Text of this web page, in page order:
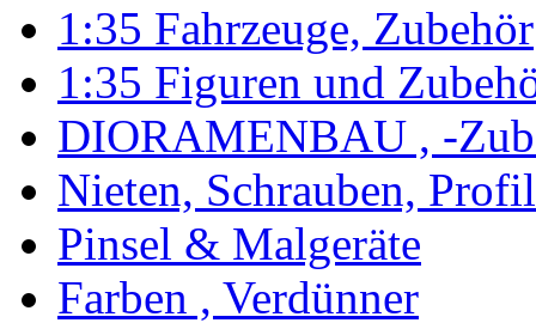
1:35 Fahrzeuge, Zubehör
1:35 Figuren und
DIORAMENBAU , -
Nieten, Schrauben,
Pinsel & Malgeräte
Farben , Verdünner